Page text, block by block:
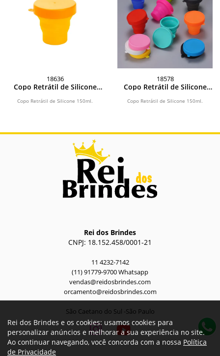
18636
Copo Retrátil de Silicone
Copo Retrátil de Silicone 150ml.
18578
Copo Retrátil de Silicone
Copo Retrátil de Silicone 150ml.
Rei dos Brindes
CNPJ: 18.152.458/0001-21
11 4232-7142
(11) 91779-9700 Whatsapp
vendas@reidosbrindes.com
orcamento@reidosbrindes.com
São Caetano do Sul -São Paulo
Rei dos Brindes e os cookies: usamos cookies para
personalizar anúncios e melhorar a sua experiência no site.
Ao continuar navegando, você concorda com a nossa Política
de Privacidade